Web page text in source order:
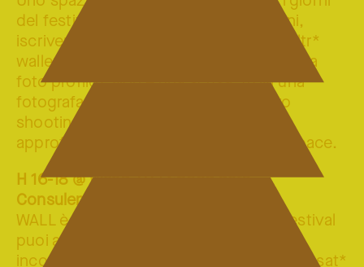
del festival. Puoi chiedere informazioni,
iscriverti live alla piattaforma, cercare altr*
waller per una collaborazione. Ti manca la
foto profilo? Non è una scusa, trovi una
fotografa professionista per un photo
shooting gratuito tutto il pomeriggio,
approfittane! Ti aspettiamo nel WALL space.
H 16-18 @ Waag +2 | Speed date –
Consulenze one-to-one
WALL è consulenze! Durante il WALL festival
puoi accedere ad uno sportello per
incontrare a tu per tu espert* divers* pensat*